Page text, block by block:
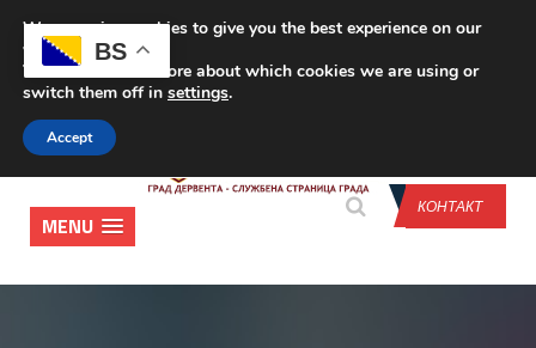
CONTACT US
КОНТАКТ
MENU
BS
We are using cookies to give you the best experience on our
website.
You can find out more about which cookies we are using or
switch them off in settings.
Accept